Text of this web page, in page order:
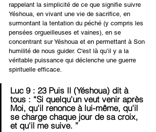
rappelant la simplicité de ce que signifie suivre
Yéshoua, en vivant une vie de sacrifice, en
surmontant la tentation du péché (y compris les
pensées orgueilleuses et vaines), en se
concentrant sur Yéshoua et en permettant à Son
humilité de nous guider. C'est là qu’il y a la
véritable puissance qui déclenche une guerre
spirituelle efficace.
Luc 9 : 23 Puis Il (Yéshoua) dit à
tous : “Si quelqu'un veut venir après
Moi, qu'il renonce à lui-même, qu'il
se charge chaque jour de sa croix,
et qu'il me suive. ”